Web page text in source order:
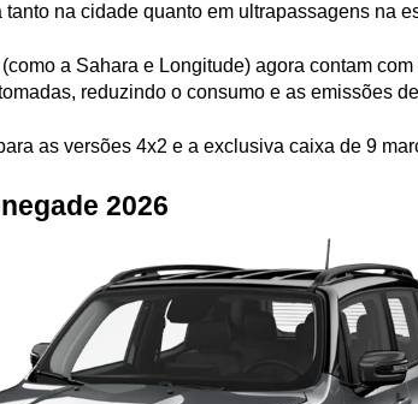
na cidade quanto em ultrapassagens na
a Sahara e Longitude) agora contam
reduzindo o consumo e as emissões
as versões 4x2 e a exclusiva caixa de 9
2026